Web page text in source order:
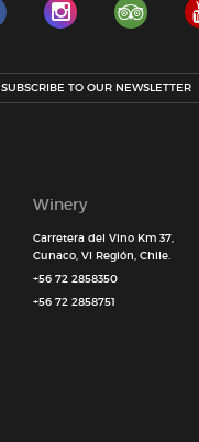
SUBSCRIBE TO OUR NEWSLETTER
Winery
Carretera del Vino Km 37,
Cunaco, VI Región, Chile.
+56 72 2858350
+56 72 2858751